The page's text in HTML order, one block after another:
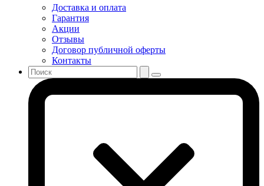
Доставка и оплата
Гарантия
Акции
Отзывы
Договор публичной оферты
Контакты